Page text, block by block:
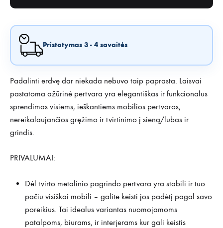
Pristatymas 3 - 4 savaitės
Padalinti erdvę dar niekada nebuvo taip paprasta. Laisvai
pastatoma ažūrinė pertvara yra elegantiškas ir funkcionalus
sprendimas visiems, ieškantiems mobilios pertvaros,
nereikalaujančios gręžimo ir tvirtinimo į sieną/lubas ir
grindis.
PRIVALUMAI:
Dėl tvirto metalinio pagrindo pertvara yra stabili ir tuo
pačiu visiškai mobili – galite keisti jos padėtį pagal savo
poreikius. Tai idealus variantas nuomojamoms
patalpoms, biurams, ir interjerams kur gali keistis